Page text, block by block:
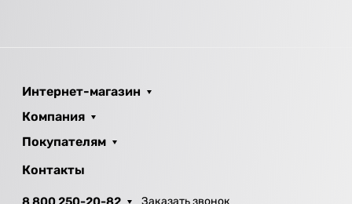
Интернет-магазин
Компания
Покупателям
Контакты
Заказать звонок